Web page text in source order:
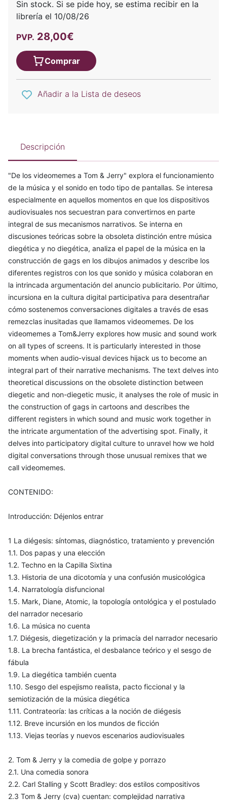
Sin stock. Si se pide hoy, se estima recibir en la
librería el 10/08/26
PVP. 28,00€
Comprar
Añadir a la Lista de deseos
Descripción
"De los videomemes a Tom & Jerry" explora el funcionamiento
de la música y el sonido en todo tipo de pantallas. Se interesa
especialmente en aquellos momentos en que los dispositivos
audiovisuales nos secuestran para convertirnos en parte
integral de sus mecanismos narrativos. Se interna en
discusiones teóricas sobre la obsoleta distinción entre música
diegética y no diegética, analiza el papel de la música en la
construcción de gags en los dibujos animados y describe los
diferentes registros con los que sonido y música colaboran en
la intrincada argumentación del anuncio publicitario. Por último,
incursiona en la cultura digital participativa para desentrañar
cómo sostenemos conversaciones digitales a través de esas
remezclas inusitadas que llamamos videomemes. De los
videomemes a Tom&Jerry explores how music and sound work
on all types of screens. It is particularly interested in those
moments when audio-visual devices hijack us to become an
integral part of their narrative mechanisms. The text delves into
theoretical discussions on the obsolete distinction between
diegetic and non-diegetic music, it analyses the role of music in
the construction of gags in cartoons and describes the
different registers in which sound and music work together in
the intricate argumentation of the advertising spot. Finally, it
delves into participatory digital culture to unravel how we hold
digital conversations through those unusual remixes that we
call videomemes.
CONTENIDO:
Introducción: Déjenlos entrar
1 La diégesis: síntomas, diagnóstico, tratamiento y prevención
1.1. Dos papas y una elección
1.2. Techno en la Capilla Sixtina
1.3. Historia de una dicotomía y una confusión musicológica
1.4. Narratología disfuncional
1.5. Mark, Diane, Atomic, la topología ontológica y el postulado
del narrador necesario
1.6. La música no cuenta
1.7. Diégesis, diegetización y la primacía del narrador necesario
1.8. La brecha fantástica, el desbalance teórico y el sesgo de
fábula
1.9. La diegética también cuenta
1.10. Sesgo del espejismo realista, pacto ficcional y la
semiotización de la música diegética
1.11. Contrateoría: las críticas a la noción de diégesis
1.12. Breve incursión en los mundos de ficción
1.13. Viejas teorías y nuevos escenarios audiovisuales
2. Tom & Jerry y la comedia de golpe y porrazo
2.1. Una comedia sonora
2.2. Carl Stalling y Scott Bradley: dos estilos compositivos
2.3 Tom & Jerry (cva) cuentan: complejidad narrativa